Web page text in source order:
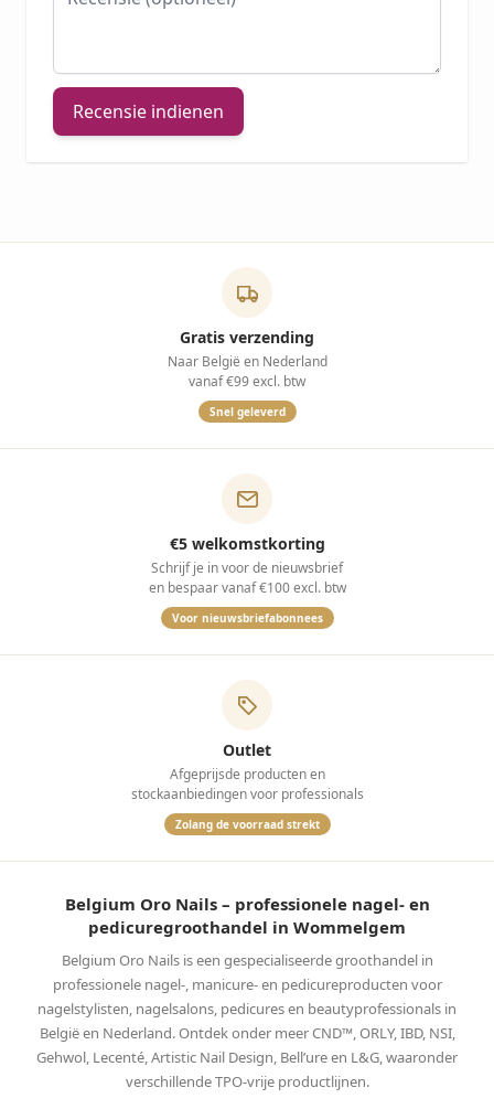
Recensie indienen
Gratis verzending
Naar België en Nederland
vanaf €99 excl. btw
Snel geleverd
€5 welkomstkorting
Schrijf je in voor de nieuwsbrief
en bespaar vanaf €100 excl. btw
Voor nieuwsbriefabonnees
Outlet
Afgeprijsde producten en
stockaanbiedingen voor professionals
Zolang de voorraad strekt
Belgium Oro Nails – professionele nagel- en
pedicuregroothandel in Wommelgem
Belgium Oro Nails is een gespecialiseerde groothandel in
professionele nagel-, manicure- en pedicureproducten voor
nagelstylisten, nagelsalons, pedicures en beautyprofessionals in
België en Nederland. Ontdek onder meer CND™, ORLY, IBD, NSI,
Gehwol, Lecenté, Artistic Nail Design, Bell’ure en L&G, waaronder
verschillende TPO-vrije productlijnen.